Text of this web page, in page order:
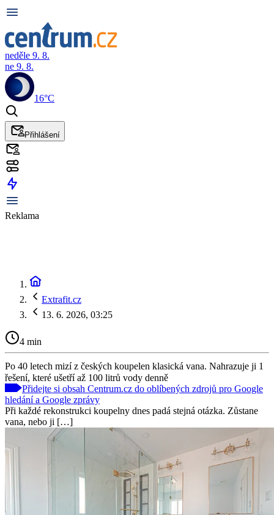
neděle 9. 8.
ne 9. 8.
16°C
Přihlášení
Reklama
Extrafit.cz
13. 6. 2026, 03:25
4 min
Po 40 letech mizí z českých koupelen klasická vana. Nahrazuje ji 1
řešení, které ušetří až 100 litrů vody denně
Přidejte si obsah Centrum.cz do oblíbených zdrojů pro Google
hledání a Google zprávy
Při každé rekonstrukci koupelny dnes padá stejná otázka. Zůstane
vana, nebo ji […]